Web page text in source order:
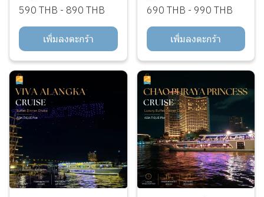
590 THB - 890 THB
เพิ่มลงตะกร้า
690 THB - 990 THB
เพิ่มลงตะกร้า